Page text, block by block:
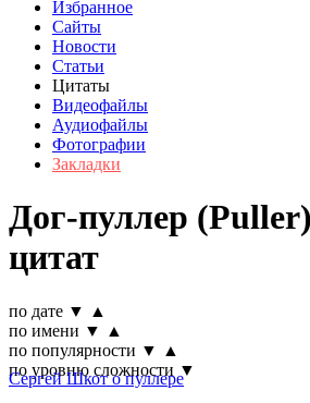
Избранное
Сайты
Новости
Статьи
Цитаты
Видеофайлы
Аудиофайлы
Фотографии
Закладки
Дог-пуллер
цитат
по дате ▼
▲
по имени ▼
▲
по популярности ▼
▲
по уровню сложности ▼
Сергей Шкот о пуллере